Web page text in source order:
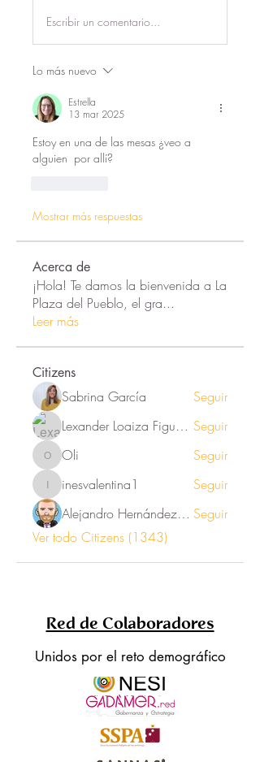
Escribir un comentario...
Lo más nuevo
Estrella
13 mar 2025
Estoy en una de las mesas ¿veo a
alguien  por allí?
Mostrar más respuestas
Acerca de
¡Hola! Te damos la bienvenida a La
Plaza del Pueblo, el gra...
Leer más
Citizens
Sabrina García
Seguir
Lexander Loaiza Figueroa Seguir
Oli Oli Seguir
inesvalentina1
inesvalentina1
Seguir
Alejandro Hernández Renner Seguir
Ver todo Citizens (1343)
Red de Colaboradores
Unidos por el reto demográfico